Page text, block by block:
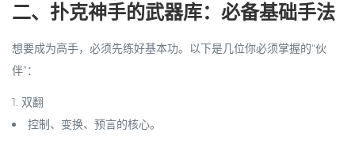
二、扑克神手的武器库：必备基础手法
想要成为高手，必须先练好基本功。以下是几位你必须掌握的“伙
伴”：
1. 双翻
控制、变换、预言的核心。